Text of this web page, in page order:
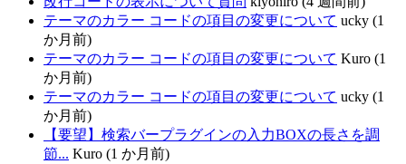
テーマのカラー コードの項目の変更について ucky (1
か月前)
テーマのカラー コードの項目の変更について Kuro (1
か月前)
テーマのカラー コードの項目の変更について ucky (1
か月前)
【要望】検索バープラグインの入力BOXの長さを調
節... Kuro (1 か月前)